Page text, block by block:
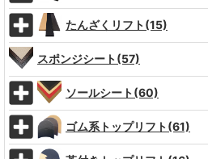
たんざくリフト(15)
スポンジシート(57)
ソールシート(60)
ゴム系トップリフト(61)